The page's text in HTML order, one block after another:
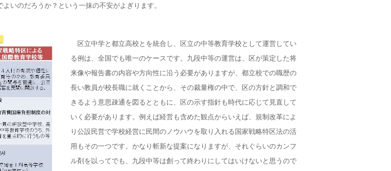
いのだろうか？という一抹の不安がよぎります。
区立中学と都立高校とを統合し、区立の中等教育学校として運営してい
る例は、全国でも唯一のケースです。九段中等の運営は、区が策定した将
来像や報告書の内容や方向性に沿う必要がありますが、都立校での職歴の
長い教員が校長職に就くことから、その裁量権の中で、区の方針と調和で
きるよう意思疎通を図るとともに、区の示す指針も時代に応じて見直して
いく必要があります。例えば経営も含めた観点からいえば、規制改革によ
り公設民営で学校経営に民間のノウハウを取り入れる国家戦略特区法の活
用もその一つです。かなり斬新な提案になりますが、それぐらいのカンフ
ル剤を以ってでも、九段中等は創って終わりにしてはいけないと思うので